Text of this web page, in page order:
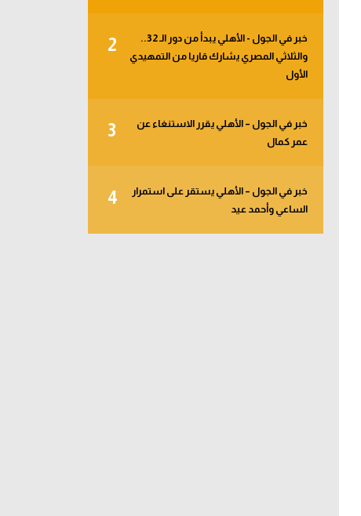
2
خبر في الجول - الأهلي يبدأ من دور الـ 32..
والثلاثي المصري يشارك قاريا من التمهيدي
الأول
3
خبر في الجول – الأهلي يقرر الاستنغاء عن
عمر كمال
4
خبر في الجول – الأهلي يستقر على استمرار
الساعي وأحمد عيد